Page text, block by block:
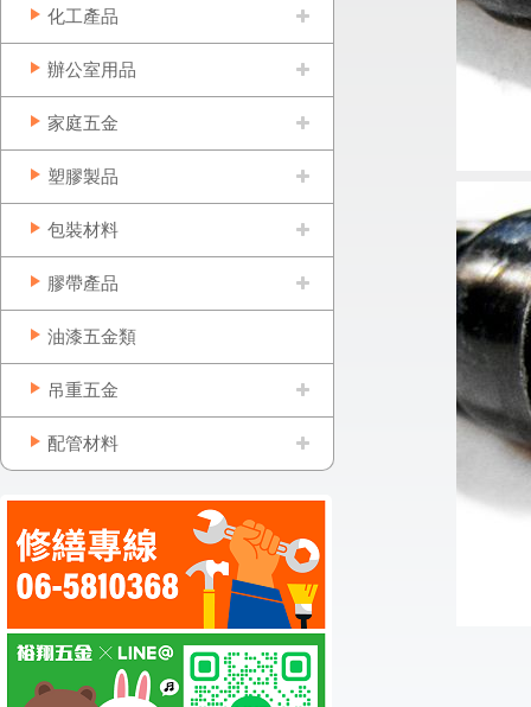
化工產品
辦公室用品
家庭五金
塑膠製品
包裝材料
膠帶產品
油漆五金類
吊重五金
配管材料